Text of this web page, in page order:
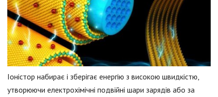
Іоністор набирає і зберігає енергію з високою швидкістю,
утворюючи електрохімічні подвійні шари зарядів або за